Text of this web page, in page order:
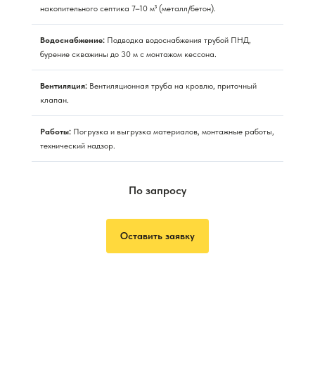
накопительного септика 7–10 м³ (металл/бетон).
Водоснабжение: Подводка водоснабжения трубой ПНД,
бурение скважины до 30 м с монтажом кессона.
Вентиляция: Вентиляционная труба на кровлю, приточный
клапан.
Работы: Погрузка и выгрузка материалов, монтажные работы,
технический надзор.
По запросу
Оставить заявку